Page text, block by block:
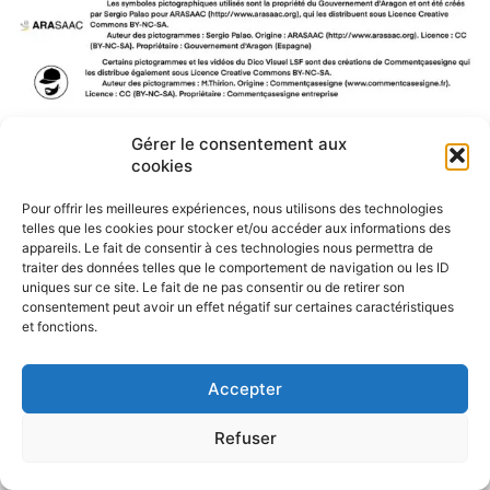
Gérer le consentement aux
cookies
Pour offrir les meilleures expériences, nous utilisons des technologies
telles que les cookies pour stocker et/ou accéder aux informations des
appareils. Le fait de consentir à ces technologies nous permettra de
traiter des données telles que le comportement de navigation ou les ID
uniques sur ce site. Le fait de ne pas consentir ou de retirer son
consentement peut avoir un effet négatif sur certaines caractéristiques
et fonctions.
Accepter
Refuser
e
b
o
o
k
W
h
t
s
A
p
p
M
s
e
n
g
e
P
t
a
g
e
r